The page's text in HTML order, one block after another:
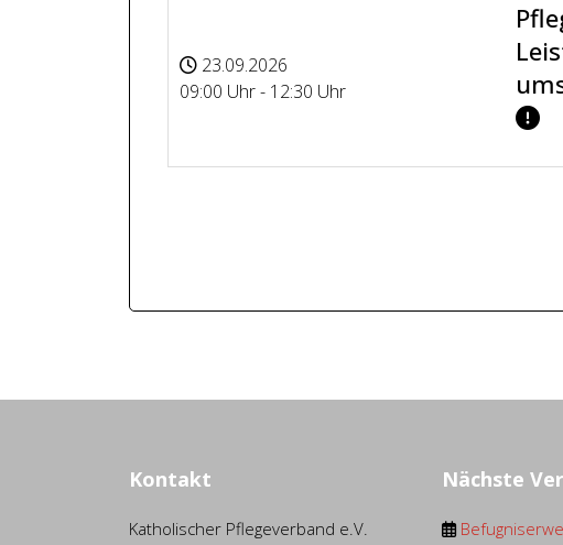
23.09.2026
09:00 Uhr - 12:30 Uhr
Kontakt
Katholischer Pflegeverband e.V.
Nächste